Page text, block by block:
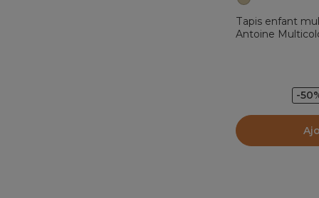
Tapis enfant
Antoine
-